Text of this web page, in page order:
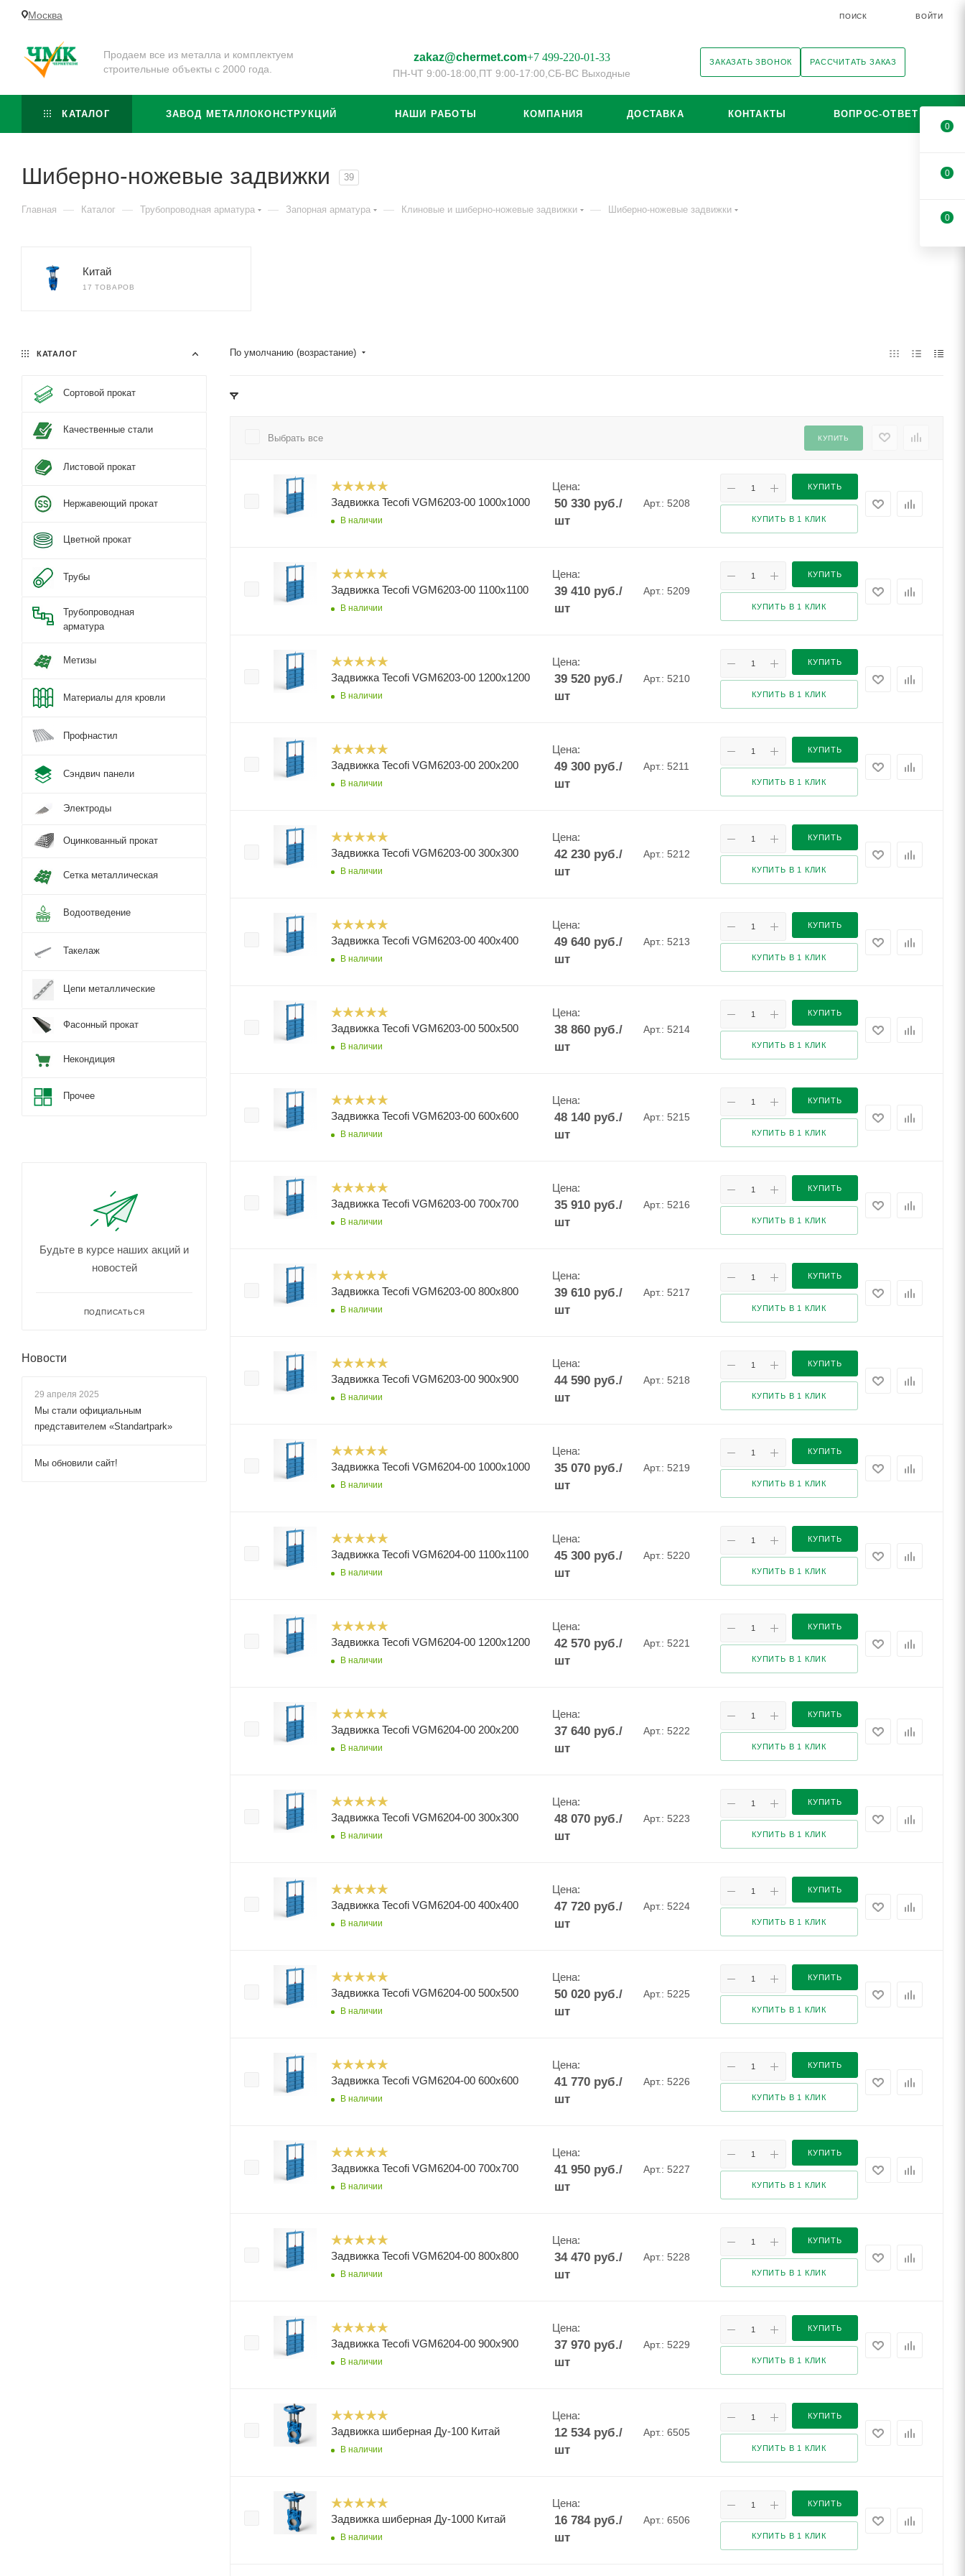
Москва ПОИСК ВОЙТИ
Продаем все из металла и комплектуем
строительные объекты с 2000 года.
zakaz@chermet.com+7 499-220-01-33
ПН-ЧТ 9:00-18:00, ПТ 9:00-17:00, СБ-ВС Выходные
ЗАКАЗАТЬ ЗВОНОК РАССЧИТАТЬ ЗАКАЗ
КАТАЛОГ ЗАВОД МЕТАЛЛОКОНСТРУКЦИЙ НАШИ РАБОТЫ КОМПАНИЯ ДОСТАВКА КОНТАКТЫ ВОПРОС-ОТВЕТ
Шиберно-ножевые задвижки 39
Главная — Каталог — Трубопроводная арматура — Запорная арматура — Клиновые и шиберно-ножевые задвижки — Шиберно-ножевые задвижки
Китай
17 ТОВАРОВ
По умолчанию (возрастание)
Выбрать все КУПИТЬ
Задвижка Tecofi VGM6203-00 1000x1000
В наличии
Цена:
50 330руб./
шт
Арт.: 5208
КУПИТЬ
КУПИТЬ В 1 КЛИК
Задвижка Tecofi VGM6203-00 1100x1100
В наличии
Цена:
39 410руб./
шт
Арт.: 5209
КУПИТЬ
КУПИТЬ В 1 КЛИК
Задвижка Tecofi VGM6203-00 1200x1200
В наличии
Цена:
39 520руб./
шт
Арт.: 5210
КУПИТЬ
КУПИТЬ В 1 КЛИК
Задвижка Tecofi VGM6203-00 200x200
В наличии
Цена:
49 300руб./
шт
Арт.: 5211
КУПИТЬ
КУПИТЬ В 1 КЛИК
Задвижка Tecofi VGM6203-00 300x300
В наличии
Цена:
42 230руб./
шт
Арт.: 5212
КУПИТЬ
КУПИТЬ В 1 КЛИК
Задвижка Tecofi VGM6203-00 400x400
В наличии
Цена:
49 640руб./
шт
Арт.: 5213
КУПИТЬ
КУПИТЬ В 1 КЛИК
Задвижка Tecofi VGM6203-00 500x500
В наличии
Цена:
38 860руб./
шт
Арт.: 5214
КУПИТЬ
КУПИТЬ В 1 КЛИК
Задвижка Tecofi VGM6203-00 600x600
В наличии
Цена:
48 140руб./
шт
Арт.: 5215
КУПИТЬ
КУПИТЬ В 1 КЛИК
Задвижка Tecofi VGM6203-00 700x700
В наличии
Цена:
35 910руб./
шт
Арт.: 5216
КУПИТЬ
КУПИТЬ В 1 КЛИК
Задвижка Tecofi VGM6203-00 800x800
В наличии
Цена:
39 610руб./
шт
Арт.: 5217
КУПИТЬ
КУПИТЬ В 1 КЛИК
Задвижка Tecofi VGM6203-00 900x900
В наличии
Цена:
44 590руб./
шт
Арт.: 5218
КУПИТЬ
КУПИТЬ В 1 КЛИК
Задвижка Tecofi VGM6204-00 1000x1000
В наличии
Цена:
35 070руб./
шт
Арт.: 5219
КУПИТЬ
КУПИТЬ В 1 КЛИК
Задвижка Tecofi VGM6204-00 1100x1100
В наличии
Цена:
45 300руб./
шт
Арт.: 5220
КУПИТЬ
КУПИТЬ В 1 КЛИК
Задвижка Tecofi VGM6204-00 1200x1200
В наличии
Цена:
42 570руб./
шт
Арт.: 5221
КУПИТЬ
КУПИТЬ В 1 КЛИК
Задвижка Tecofi VGM6204-00 200x200
В наличии
Цена:
37 640руб./
шт
Арт.: 5222
КУПИТЬ
КУПИТЬ В 1 КЛИК
Задвижка Tecofi VGM6204-00 300x300
В наличии
Цена:
48 070руб./
шт
Арт.: 5223
КУПИТЬ
КУПИТЬ В 1 КЛИК
Задвижка Tecofi VGM6204-00 400x400
В наличии
Цена:
47 720руб./
шт
Арт.: 5224
КУПИТЬ
КУПИТЬ В 1 КЛИК
Задвижка Tecofi VGM6204-00 500x500
В наличии
Цена:
50 020руб./
шт
Арт.: 5225
КУПИТЬ
КУПИТЬ В 1 КЛИК
Задвижка Tecofi VGM6204-00 600x600
В наличии
Цена:
41 770руб./
шт
Арт.: 5226
КУПИТЬ
КУПИТЬ В 1 КЛИК
Задвижка Tecofi VGM6204-00 700x700
В наличии
Цена:
41 950руб./
шт
Арт.: 5227
КУПИТЬ
КУПИТЬ В 1 КЛИК
Задвижка Tecofi VGM6204-00 800x800
В наличии
Цена:
34 470руб./
шт
Арт.: 5228
КУПИТЬ
КУПИТЬ В 1 КЛИК
Задвижка Tecofi VGM6204-00 900x900
В наличии
Цена:
37 970руб./
шт
Арт.: 5229
КУПИТЬ
КУПИТЬ В 1 КЛИК
Задвижка шиберная Ду-100 Китай
В наличии
Цена:
12 534руб./
шт
Арт.: 6505
КУПИТЬ
КУПИТЬ В 1 КЛИК
Задвижка шиберная Ду-1000 Китай
В наличии
Цена:
16 784руб./
шт
Арт.: 6506
КУПИТЬ
КУПИТЬ В 1 КЛИК
КАТАЛОГ
Сортовой прокат
Качественные стали
Листовой прокат
Нержавеющий прокат
Цветной прокат
Трубы
Трубопроводная
арматура
Метизы
Материалы для кровли
Профнастил
Сэндвич панели
Электроды
Оцинкованный прокат
Сетка металлическая
Водоотведение
Такелаж
Цепи металлические
Фасонный прокат
Некондиция
Прочее
Будьте в курсе наших акций и
новостей
ПОДПИСАТЬСЯ
Новости
29 апреля 2025
Мы стали официальным
представителем «Standartpark»
Мы обновили сайт!
0
0
0